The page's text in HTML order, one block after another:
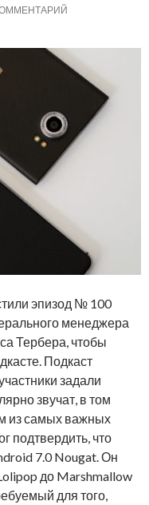
эпизод № 100
менеджера
Тербера, чтобы
Подкаст
задали
звучат, в том
из самых важных
подтвердить, что
7.0 Nougat. Он
до Marshmallow
для того,